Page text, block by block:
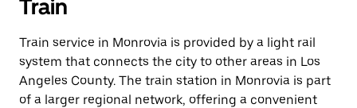
Train
Train service in Monrovia is provided by a light rail
system that connects the city to other areas in Los
Angeles County. The train station in Monrovia is part
of a larger regional network, offering a convenient